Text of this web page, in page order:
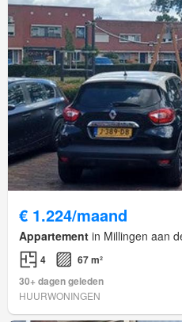
€ 1.224/maand
Appartement in Millingen aan
4
67 m²
30+ dagen geleden
HUURWONINGEN